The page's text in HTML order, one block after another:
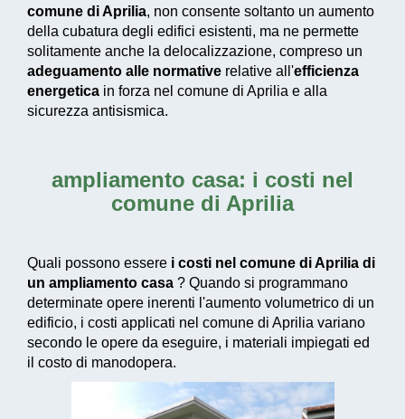
comune di Aprilia, non consente soltanto un aumento
della cubatura degli edifici esistenti, ma ne permette
solitamente anche la delocalizzazione, compreso un
adeguamento alle normative relative all'efficienza
energetica in forza nel comune di Aprilia e alla
sicurezza antisismica.
ampliamento casa: i costi nel
comune di Aprilia
Quali possono essere i costi nel comune di Aprilia di
un ampliamento casa ? Quando si programmano
determinate opere inerenti l'aumento volumetrico di un
edificio, i costi applicati nel comune di Aprilia variano
secondo le opere da eseguire, i materiali impiegati ed
il costo di manodopera.